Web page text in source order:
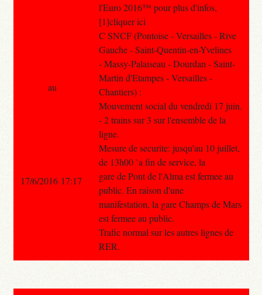
l'Euro 2016™ pour plus d'infos,
[1]cliquer ici
C SNCF (Pontoise - Versailles - Rive
Gauche - Saint-Quentin-en-Yvelines
- Massy-Palaiseau - Dourdan - Saint-
Martin d'Etampes - Versailles -
Chantiers) :
Mouvement social du vendredi 17 juin.
- 2 trains sur 3 sur l'ensemble de la
ligne.
Mesure de securite: jusqu'au 10 juillet,
de 13h00 `a fin de service, la
gare de Pont de l'Alma est fermee au
public. En raison d'une
manifestation, la gare Champs de Mars
est fermee au public.
Trafic normal sur les autres lignes de
RER.
au
17/6/2016 17:17